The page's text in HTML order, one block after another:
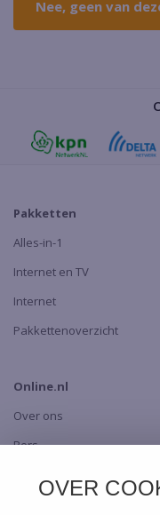
OVER
Nee, geen van
Pakketten
Alles-in-1
Internet en TV
Internet
Pakkettenoverzicht
Online.nl
Over ons
Pers